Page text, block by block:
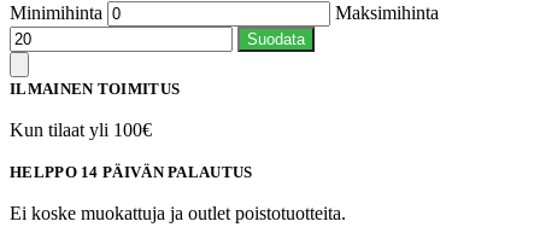
Minimihinta Maksimihinta
Suodata
ILMAINEN TOIMITUS
Kun tilaat yli 100€
HELPPO 14 PÄIVÄN PALAUTUS
Ei koske muokattuja ja outlet poistotuotteita.